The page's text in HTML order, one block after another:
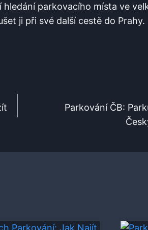
⁣parkovacího místa ve
ji při​ své další cestě do ⁤Prahy.⁤
Parkování ČB: